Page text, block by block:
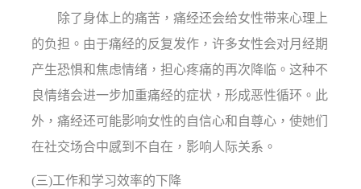
除了身体上的痛苦，痛经还会给女性带来心理上
的负担。由于痛经的反复发作，许多女性会对月经期
产生恐惧和焦虑情绪，担心疼痛的再次降临。这种不
良情绪会进一步加重痛经的症状，形成恶性循环。此
外，痛经还可能影响女性的自信心和自尊心，使她们
在社交场合中感到不自在，影响人际关系。
(三)工作和学习效率的下降